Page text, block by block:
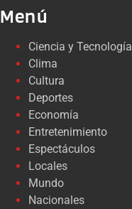
Menú
Ciencia y Tecnología
Clima
Cultura
Deportes
Economía
Entretenimiento
Espectáculos
Locales
Mundo
Nacionales